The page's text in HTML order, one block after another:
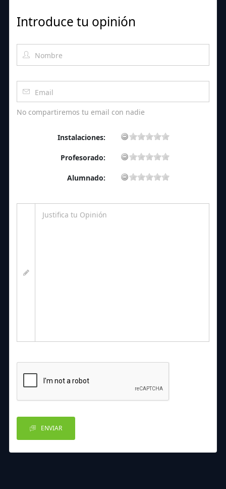
Introduce tu opinión
No compartiremos tu email con nadie
Instalaciones:
Profesorado:
Alumnado:
ENVIAR